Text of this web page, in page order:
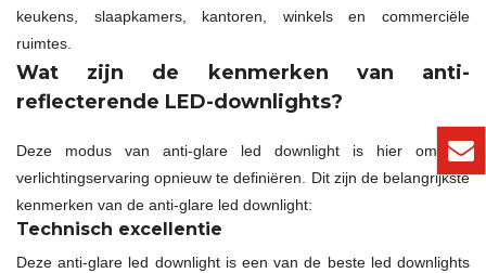
keukens, slaapkamers, kantoren, winkels en commerciële
ruimtes.
Wat zijn de kenmerken van anti-
reflecterende LED-downlights?
Deze modus van anti-glare led downlight is hier om uw
verlichtingservaring opnieuw te definiëren. Dit zijn de belangrijkste
kenmerken van de anti-glare led downlight:
Technisch excellentie
Deze anti-glare led downlight is een van de beste led downlights